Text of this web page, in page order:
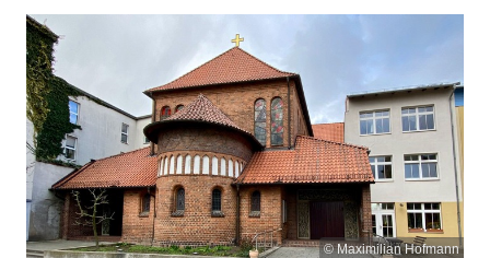
© Maximilian Hofmann